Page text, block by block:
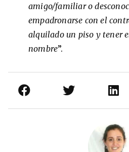
amigo/familiar o
empadronarse con el
alquilado un piso y tener
nombre”.